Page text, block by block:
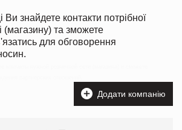
Ви знайдете контакти потрібної
(магазину) та зможете
для обговорення
Додати компанію